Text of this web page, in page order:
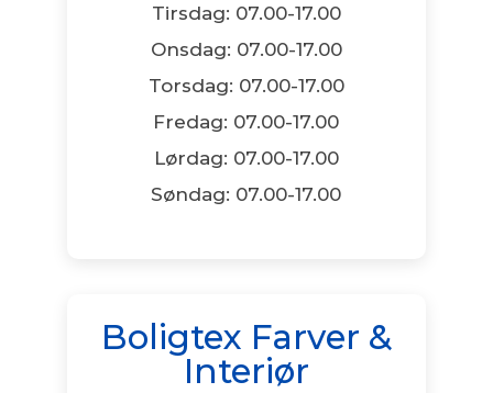
Tirsdag: 07.00-17.00
Onsdag: 07.00-17.00
Torsdag: 07.00-17.00
Fredag: 07.00-17.00
Lørdag: 07.00-17.00
Søndag: 07.00-17.00
Boligtex Farver &
Interiør